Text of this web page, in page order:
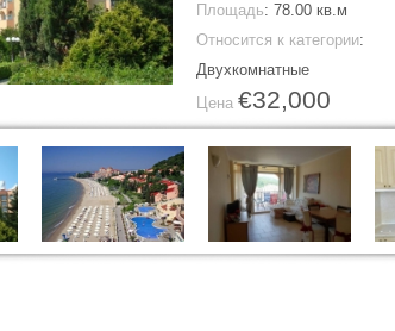
Площадь: 78.00 кв.м
Относится к категории:
Двухкомнатные
Цена €32,000